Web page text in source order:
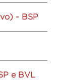
- BSP
e BVL